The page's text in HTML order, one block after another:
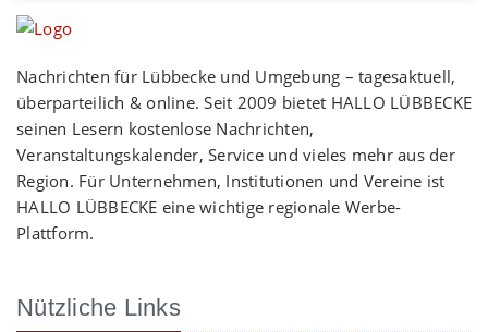
Nachrichten für Lübbecke und Umgebung – tagesaktuell,
überparteilich & online. Seit 2009 bietet HALLO LÜBBECKE
seinen Lesern kostenlose Nachrichten,
Veranstaltungskalender, Service und vieles mehr aus der
Region. Für Unternehmen, Institutionen und Vereine ist
HALLO LÜBBECKE eine wichtige regionale Werbe-
Plattform.
Nützliche Links